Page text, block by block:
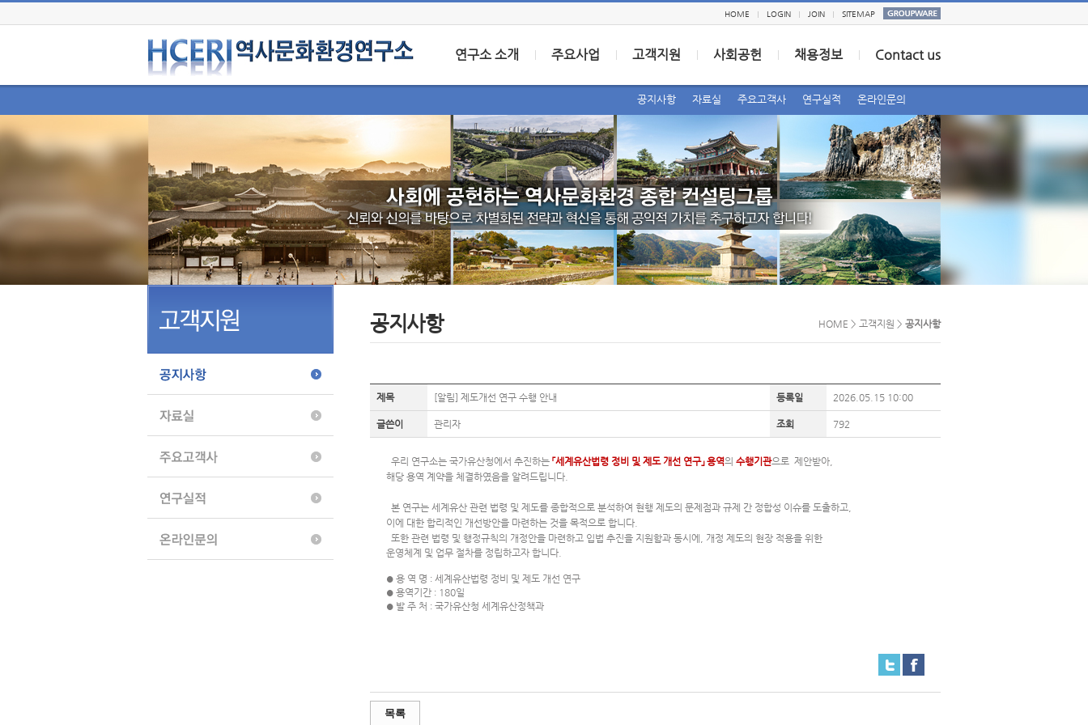
HOME LOGIN JOIN SITEMAP
연구소 소개 주요사업 고객지원 사회공헌 채용정보 Contact us
공지사항 자료실 주요고객사 연구실적 온라인문의
공지사항 HOME > 고객지원 > 공지사항
제목 [알림] 제도개선 연구 수행 안내 등록일 2026.05.15 10:00
글쓴이 관리자 조회 792
우리 연구소는 국가유산청에서 추진하는 「세계유산법령 정비 및 제도 개선 연구」 용역의 수행기관으로 제안받아,
해당 용역 계약을 체결하였음을 알려드립니다.
본 연구는 세계유산 관련 법령 및 제도를 종합적으로 분석하여 현행 제도의 문제점과 규제 간 정합성 이슈를 도출하고,
이에 대한 합리적인 개선방안을 마련하는 것을 목적으로 합니다.
또한 관련 법령 및 행정규칙의 개정안을 마련하고 입법 추진을 지원함과 동시에, 개정 제도의 현장 적용을 위한
운영체계 및 업무 절차를 정립하고자 합니다.
● 용 역 명 : 세계유산법령 정비 및 제도 개선 연구
● 용역기간 : 180일
● 발 주 처 : 국가유산청 세계유산정책과
목록